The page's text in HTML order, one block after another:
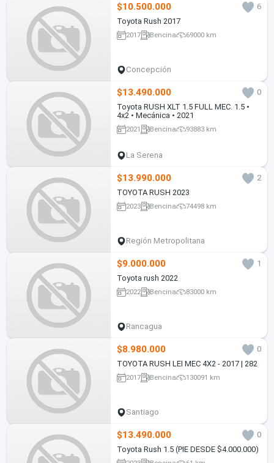
$10.500.000
6
Toyota Rush 2017
2017 Bencina 69000 km
Concepción
$13.490.000
0
Toyota RUSH XLT 1.5 FULL MEC. 1.5 •
4x2 • Mecánica • 2021
2021 Bencina 93883 km
La Serena
$13.990.000
2
TOYOTA RUSH 2023
2023 Bencina 74498 km
Región Metropolitana
$9.000.000
1
Toyota rush 2022
2022 Bencina 83000 km
Rancagua
$8.980.000
0
TOYOTA RUSH LEI MEC 4X2 - 2017 | 282
2017 Bencina 130091 km
Santiago
$13.490.000
0
Toyota Rush 1.5 (PIE DESDE $4.000.000)